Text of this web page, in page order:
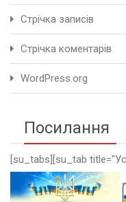
Стрічка записів
Стрічка коментарів
WordPress.org
Посилання
[su_tabs][su_tab